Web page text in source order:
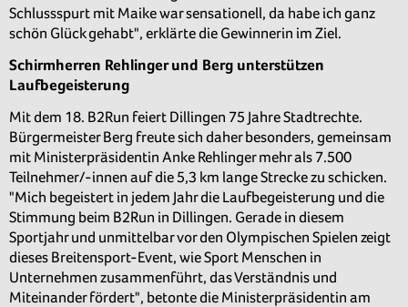
Schlussspurt mit Maike war sensationell, da habe ich ganz
schön Glück gehabt", erklärte die Gewinnerin im Ziel.
Schirmherren Rehlinger und Berg unterstützen
Laufbegeisterung
Mit dem 18. B2Run feiert Dillingen 75 Jahre Stadtrechte.
Bürgermeister Berg freute sich daher besonders, gemeinsam
mit Ministerpräsidentin Anke Rehlinger mehr als 7.500
Teilnehmer/-innen auf die 5,3 km lange Strecke zu schicken.
"Mich begeistert in jedem Jahr die Laufbegeisterung und die
Stimmung beim B2Run in Dillingen. Gerade in diesem
Sportjahr und unmittelbar vor den Olympischen Spielen zeigt
dieses Breitensport-Event, wie Sport Menschen in
Unternehmen zusammenführt, das Verständnis und
Miteinander fördert", betonte die Ministerpräsidentin am